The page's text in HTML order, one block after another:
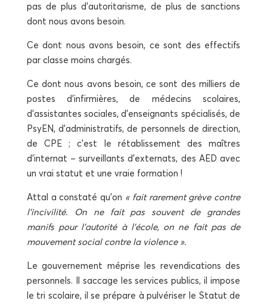
pas de plus d’au­to­ri­ta­risme, de plus de sanc­tions
dont nous avons besoin.
Ce dont nous avons besoin, ce sont des effec­tifs
par classe moins chargés.
Ce dont nous avons besoin, ce sont des mil­liers de
postes d’in­fir­mières, de méde­cins sco­laires,
d’assistantes sociales, d’enseignants spé­cia­li­sés, de
PsyEN, d’administratifs, de per­son­nels de direc­tion,
de CPE ; c’est le réta­blis­se­ment des maîtres
d’internat – sur­veillants d’externats, des AED avec
un vrai sta­tut et une vraie formation !
Attal a consta­té qu’on « fait rare­ment grève contre
l’incivilité. On ne fait pas sou­vent de grandes
manifs pour l’autorité à l’école, on ne fait pas de
mou­ve­ment social contre la violence ».
Le gou­ver­ne­ment méprise les reven­di­ca­tions des
per­son­nels. Il sac­cage les ser­vices publics, il impose
le tri sco­laire, il se pré­pare à pul­vé­ri­ser le Sta­tut de